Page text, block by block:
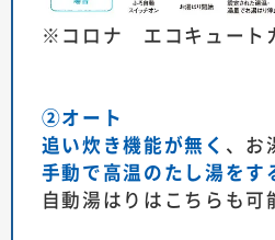
※コロナ エコキュート
②オート
追い炊き機能が無く 、お
手動で高温のたし湯をす
自動湯はりはこちらも可